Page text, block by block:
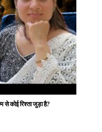
कोई रिश्ता जुड़ा है?